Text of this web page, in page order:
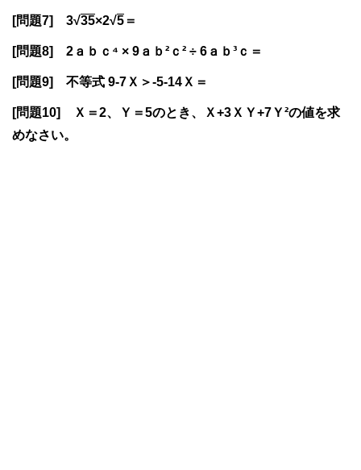
[問題7] 3√35×2√5＝
[問題8] 2ａｂｃ⁴ × 9ａｂ²ｃ² ÷ 6ａｂ³ｃ＝
[問題9] 不等式 9-7Ｘ＞-5-14Ｘ＝
[問題10] Ｘ＝2、Ｙ＝5のとき、Ｘ+3ＸＹ+7Ｙ²の値を求
めなさい。